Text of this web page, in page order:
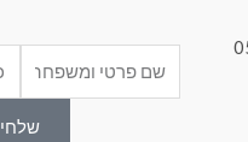
שלחי